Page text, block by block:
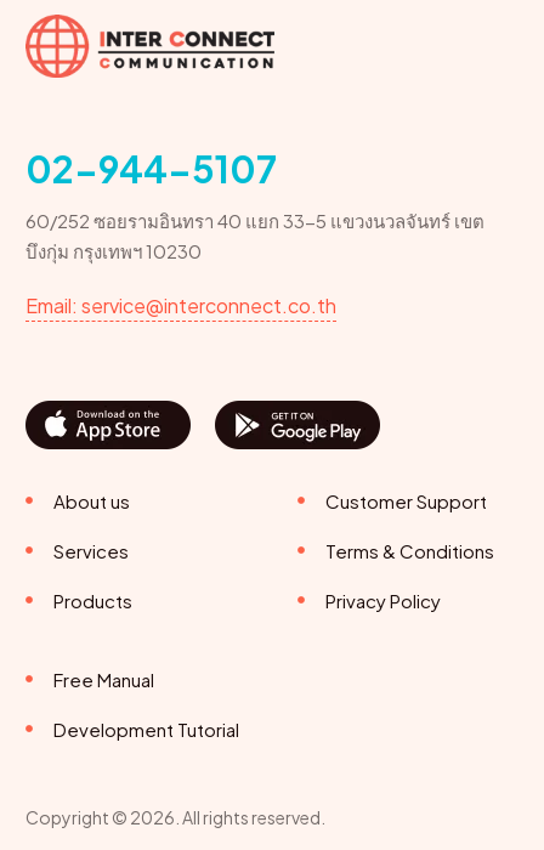
02-944-5107
60/252 ซอยรามอินทรา 40 แยก 33-5 แขวงนวลจันทร์ เขต
บึงกุ่ม กรุงเทพฯ 10230
Email: service@interconnect.co.th
About us
Services
Products
Customer Support
Terms & Conditions
Privacy Policy
Free Manual
Development Tutorial
Copyright © 2026. All rights reserved.